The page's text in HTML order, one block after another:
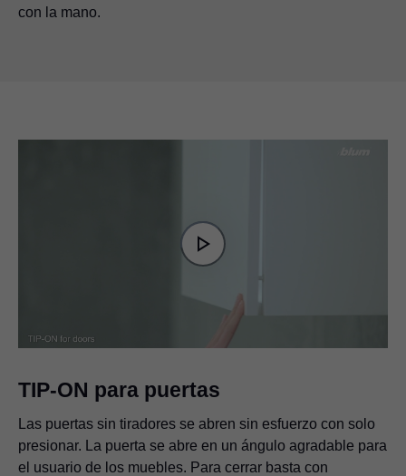
con la mano.
Video
Player
loading.Play
Video
TIP-ON para puertas
Las puertas sin tiradores se abren sin esfuerzo con solo
presionar. La puerta se abre en un ángulo agradable para
el usuario de los muebles. Para cerrar basta con